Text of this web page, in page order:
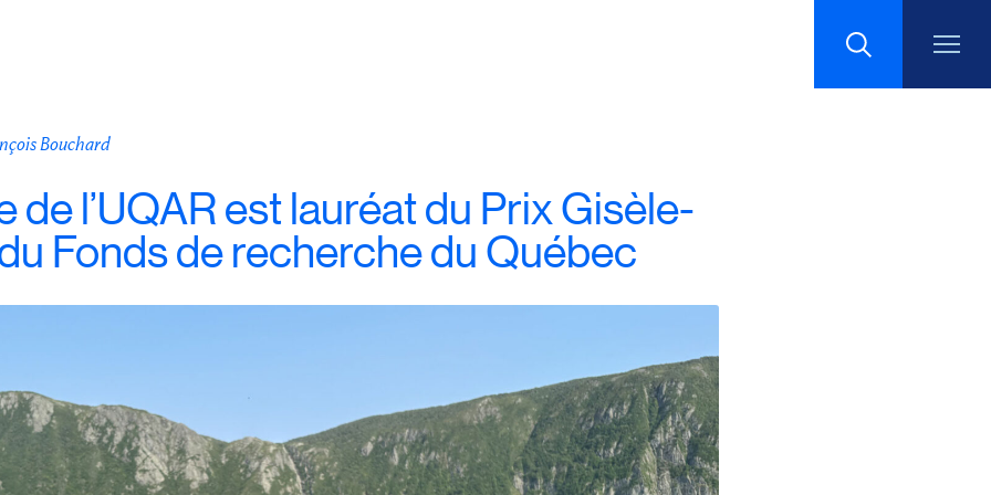
Bouchard
de l’UQAR est lauréat du Prix Gisèle-
Fonds de recherche du Québec